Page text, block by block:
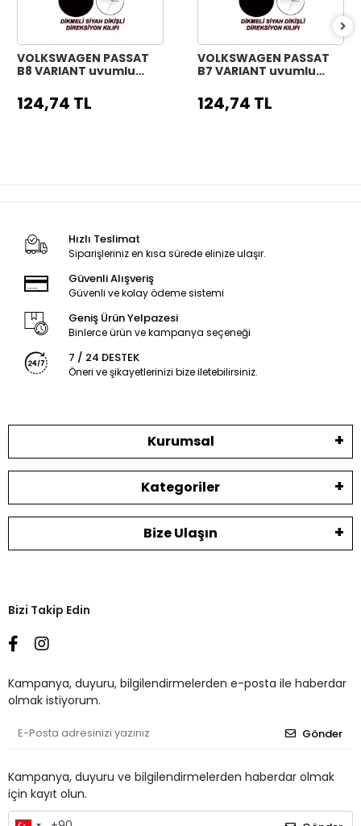
VOLKSWAGEN PASSAT
B8 VARIANT uyumlu
direksiyon kılıfı siyah
dikiş
124,74 TL
VOLKSWAGEN PASSAT
B7 VARIANT uyumlu
direksiyon kılıfı siyah
dikiş
124,74 TL
Hızlı Teslimat
Siparişleriniz en kısa sürede elinize ulaşır.
Güvenli Alışveriş
Güvenli ve kolay ödeme sistemi
Geniş Ürün Yelpazesi
Binlerce ürün ve kampanya seçeneği
7 / 24 DESTEK
Öneri ve şikayetlerinizi bize iletebilirsiniz.
Kurumsal
Kategoriler
Bize Ulaşın
Bizi Takip Edin
Kampanya, duyuru, bilgilendirmelerden e-posta ile haberdar
olmak istiyorum.
Gönder
Kampanya, duyuru ve bilgilendirmelerden haberdar olmak
için kayıt olun.